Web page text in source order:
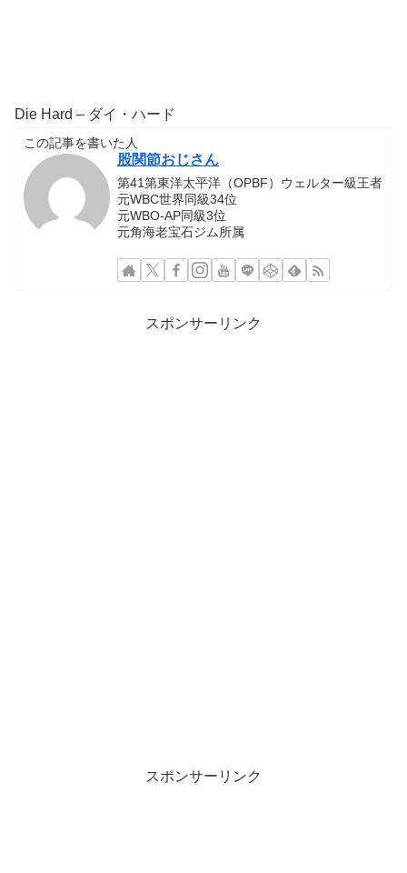
Die Hard – ダイ・ハード
この記事を書いた人
股関節おじさん
第41第東洋太平洋（OPBF）ウェルター級王者
元WBC世界同級34位
元WBO-AP同級3位
元角海老宝石ジム所属
スポンサーリンク
スポンサーリンク